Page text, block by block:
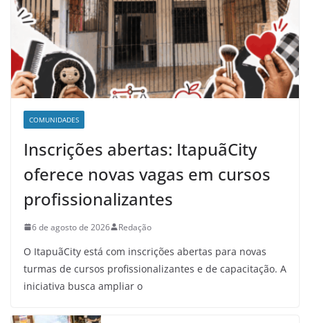
COMUNIDADES
Inscrições abertas: ItapuãCity
oferece novas vagas em cursos
profissionalizantes
6 de agosto de 2026 Redação
O ItapuãCity está com inscrições abertas para novas
turmas de cursos profissionalizantes e de capacitação. A
iniciativa busca ampliar o